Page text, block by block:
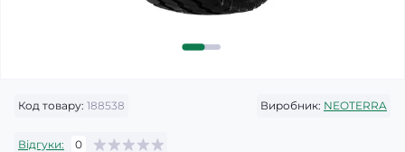
Код товару: 188538 Виробник: NEOTERRA
Відгуки: 0